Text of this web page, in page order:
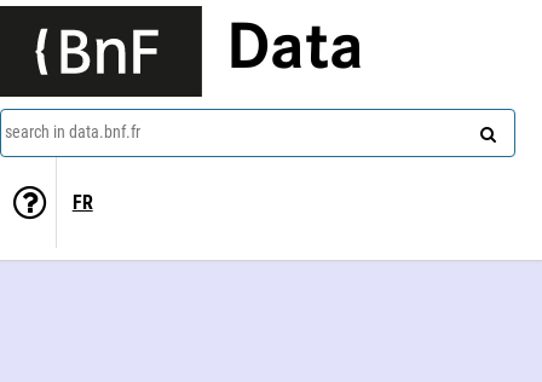
Data
search in data.bnf.fr
FR